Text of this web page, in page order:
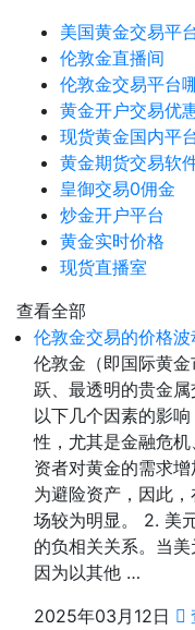
美国黄金交易平
伦敦金直播间
伦敦金交易平台
黄金开户交易优
现货黄金国内平
黄金期货交易软
皇御交易0佣金
炒金开户平台
黄金实时价格
现货直播室
查看全部
伦敦金交易的价格
伦敦金（即国际黄
跃、最透明的贵金
以下几个因素的影
性，尤其是金融危
资者对黄金的需求
为避险资产，因此
场较为明显。 2. 美
的负相关关系。当
因为以其他 …
2025年03月12日